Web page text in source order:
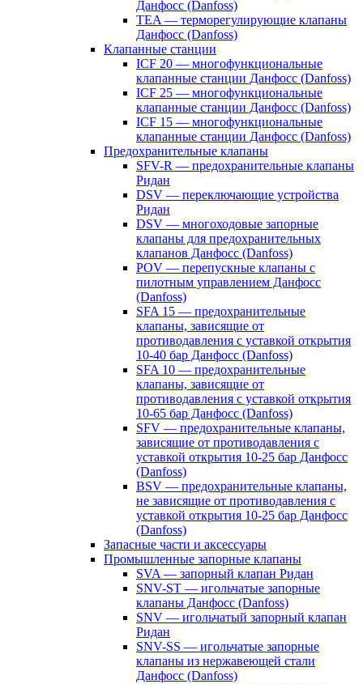
Данфосс (Danfoss)
TEA — терморегулирующие клапаны
Данфосс (Danfoss)
Клапанные станции
ICF 20 — многофункциональные
клапанные станции Данфосс (Danfoss)
ICF 25 — многофункциональные
клапанные станции Данфосс (Danfoss)
ICF 15 — многофункциональные
клапанные станции Данфосс (Danfoss)
Предохранительные клапаны
SFV-R — предохранительные клапаны
Ридан
DSV — переключающие устройства
Ридан
DSV — многоходовые запорные
клапаны для предохранительных
клапанов Данфосс (Danfoss)
POV — перепускные клапаны с
пилотным управлением Данфосс
(Danfoss)
SFA 15 — предохранительные
клапаны, зависящие от
противодавления с уставкой открытия
10-40 бар Данфосс (Danfoss)
SFA 10 — предохранительные
клапаны, зависящие от
противодавления с уставкой открытия
10-65 бар Данфосс (Danfoss)
SFV — предохранительные клапаны,
зависящие от противодавления с
уставкой открытия 10-25 бар Данфосс
(Danfoss)
BSV — предохранительные клапаны,
не зависящие от противодавления с
уставкой открытия 10-25 бар Данфосс
(Danfoss)
Запасные части и аксессуары
Промышленные запорные клапаны
SVA — запорный клапан Ридан
SNV-ST — игольчатые запорные
клапаны Данфосс (Danfoss)
SNV — игольчатый запорный клапан
Ридан
SNV-SS — игольчатые запорные
клапаны из нержавеющей стали
Данфосс (Danfoss)